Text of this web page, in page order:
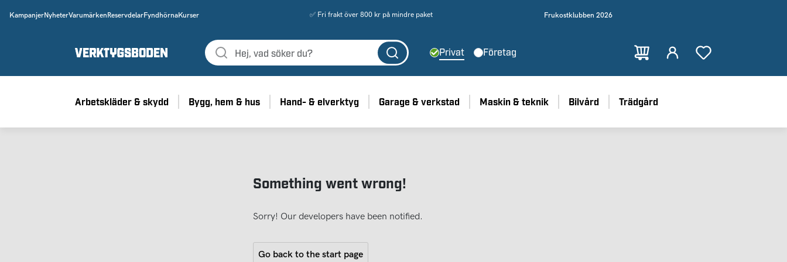
KampanjerNyheterVarumärken ReservdelarFyndhörnaKurser ✅ Fri frakt över 800 kr på mindre paket Frukostklubben 2026
Privat Företag
Arbetskläder & skydd Bygg, hem & hus Hand- & elverktyg Garage & verkstad Maskin & teknik Bilvård Trädgård
Something went wrong!
Sorry! Our developers have been notified.
Go back to the start page